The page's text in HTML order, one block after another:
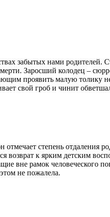
забытых нами
Заросший колодец –
проявить малую толику
свой гроб и чинит
степень отдаления
возврат к ярким детским
вне рамок человеческого
не пожалела.